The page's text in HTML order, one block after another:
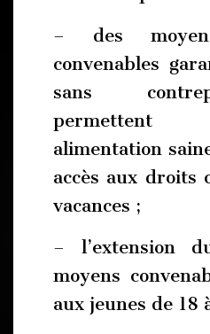
– des
convenables
sans
permettent
alimentation
accès aux droits
vacances ;
– l’extension
moyens
aux jeunes de 18